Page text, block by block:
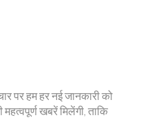
पर हम हर नई जानकारी को
खबरें मिलेंगी, ताकि